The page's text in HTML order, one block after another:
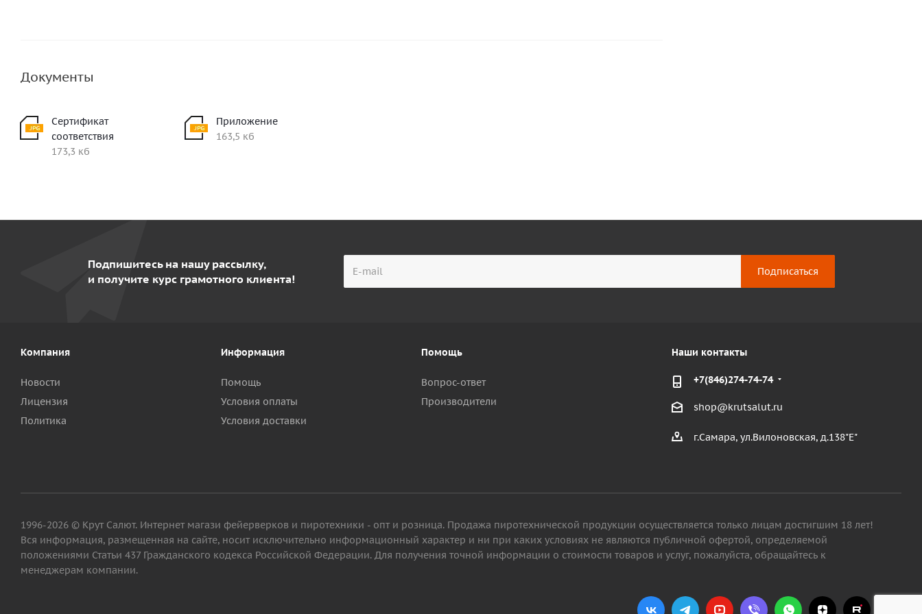
Документы
Сертификат
соответствия
173,3 кб
Приложение
163,5 кб
Подпишитесь на нашу рассылку,
и получите курс грамотного клиента!
Компания
Новости
Лицензия
Политика
Информация
Помощь
Условия оплаты
Условия доставки
Помощь
Вопрос-ответ
Производители
Наши контакты
+7(846)274-74-74
shop@krutsalut.ru
г.Самара, ул.Вилоновская, д.138"Е"
1996-2026 © Крут Салют. Интернет магази фейерверков и пиротехники - опт и розница. Продажа пиротехнической продукции осуществляется только лицам достигшим 18 лет!
Вся информация, размещенная на сайте, носит исключительно информационный характер и ни при каких условиях не являются публичной офертой, определяемой
положениями Статьи 437 Гражданского кодекса Российской Федерации. Для получения точной информации о стоимости товаров и услуг, пожалуйста, обращайтесь к
менеджерам компании.